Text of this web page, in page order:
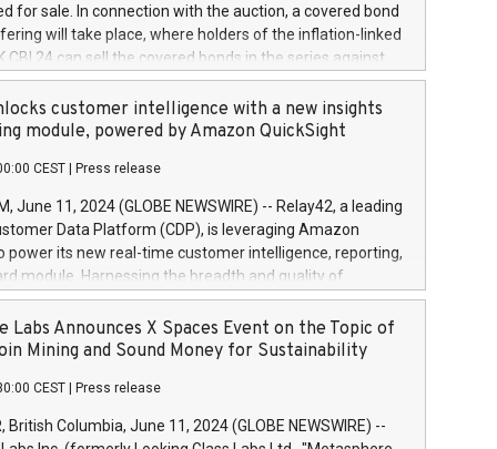
transaction priceAmount DKKAccumulated trading for
June
June
June
for sale. In connection with the auction, a covered bond
will take place, where holders of the inflation-linked
CBI 24 can sell the covered bonds in the series against
bought in the above-mentioned auction. The clean
is predefined at 99,594. Expected settlement date is
Covered bonds issued by Landsbankinn are rated A+
the auction. For further information, please call
or email verdbrefamidlun@landsbankinn.is.
customer intelligence with a new insights
module, powered by Amazon QuickSight
CEST Press release
June 11, 2024 (GLOBE NEWSWIRE) -- Relay42, a leading
Data Platform (CDP), is leveraging Amazon
power its new real-time customer intelligence, reporting,
module. Harnessing the breadth and quality of
the new Insights module empowers marketing teams
customer behaviors and gain invaluable insights into
of their marketing programs across all online, offline,
beta version Key capabilities of the Relay42 Insights
Deep insights into customer behaviors: With the
module, marketers can ask unlimited questions about
Labs Announces X Spaces Event on the Topic of
Mining and Sound Money for Sustainability
CEST Press release
British Columbia, June 11, 2024 (GLOBE NEWSWIRE) --